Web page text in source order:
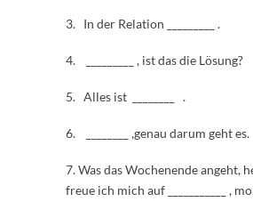
3. In der Relation _________ .
4. _________ , ist das die Lösung?
5. Alles ist ________ .
6. ________ ,genau darum geht es.
7. Was das Wochenende angeht,
freue ich mich auf ___________ ,